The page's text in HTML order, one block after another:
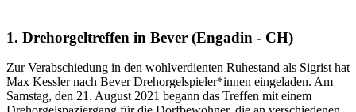
1. Drehorgeltreffen in Bever (Engadin - CH)
Zur Verabschiedung in den wohlverdienten Ruhestand als Sigrist hat
Max Kessler nach Bever Drehorgelspieler*innen eingeladen. Am
Samstag, den 21. August 2021 begann das Treffen mit einem